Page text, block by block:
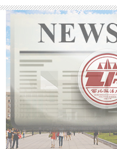
学研究、理论研讨、成果
能，努力打造其为彰显办
文化高地、滋养法治信仰
并重的高素质法治人才筑
万东强调，要以展室为依
研讨与实务实训，推动理
法治人才、服务全面依法
政法大学以人才培养为核
体，不断充实教学内容、
部部长袁祖社接受记者采
据《条例》，哲学社会科
神、西迁精神等伟大精神
化、长城文化、关中文化
统文化阐释研究。这条中
么？对于相关研究有哪些
金精神、西迁精神都与陕
年国庆节前夕发布的中国
（共46种）。《条例》特